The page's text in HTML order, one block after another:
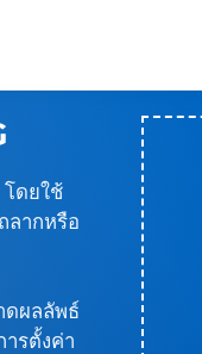
ดยใช้
ลากหรือ
ดผลลัพธ์
ารตั้งค่า